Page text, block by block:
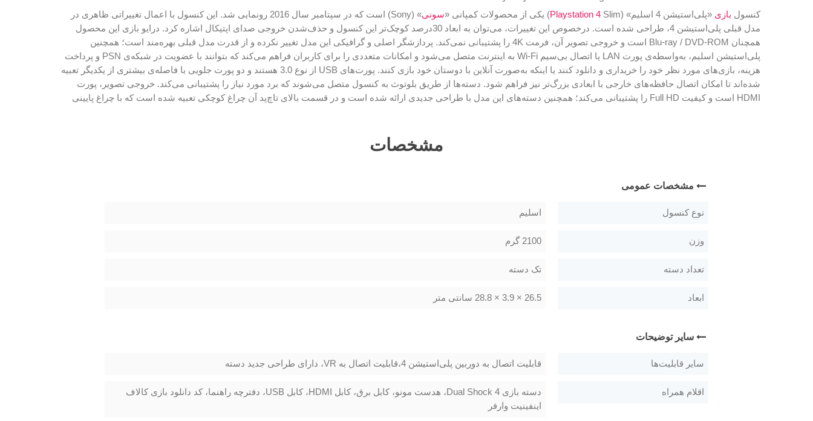
کنسول بازی «پلی‌استیشن 4 اسلیم»‌ ( Playstation 4 Slim)‌ یکی از محصولات کمپانی « سونی
»‌ (Sony)‌ است که در سپتامبر سال 2016 رونمایی شد. این کنسول با اعمال تغییراتی ظاهری در
مدل قبلی پلی‌استیشن 4، طراحی شده است. درخصوص این تغییرات، می‌توان به ابعاد 30درصد کوچک‌تر این کنسول و حذف‌شدن خروجی صدای اپتیکال اشاره کرد. درایو بازی این محصول
همچنان‌ Blu-ray / DVD-ROM‌ است و خروجی تصویر آن، فرمت 4K را پشتیبانی نمی‌کند. پردازشگر اصلی و گرافیکی این مدل تغییر نکرده و از قدرت مدل قبلی بهره‌مند است؛ همچنین
پلی‌استیشن اسلیم، به‌واسطه‌ی پورت‌ LAN‌ یا اتصال بی‌سیم‌ Wi-Fi‌ به اینترنت متصل می‌شود و امکانات متعددی را برای کاربران فراهم می‌کند که بتوانند با عضویت در شبکه‌ی‌ PSN‌ و پرداخت
هزینه، بازی‌های مورد نظر خود را خریداری و دانلود کنند یا اینکه به‌صورت آنلاین با دوستان خود بازی کنند. پورت‌های‌ USB‌ از نوع 3.0 هستند و دو پورت جلویی با فاصله‌ی بیشتری از یکدیگر تعبیه
شده‌اند تا امکان اتصال حافظه‌های خارجی با ابعادی بزرگ‌تر نیز فراهم شود. دسته‌ها از طریق بلوتوث به کنسول متصل می‌شوند که برد مورد نیاز را پشتیبانی می‌کند. خروجی تصویر، پورت‌
HDMI‌ است و کیفیت‌ Full HD را پشتیبانی می‌کند؛ همچنین دسته‌های این مدل با طراحی جدیدی ارائه شده است و در قسمت بالای تاچ‌پد آن چراغ کوچکی تعبیه شده است که با چراغ پایینی
مشخصات
مشخصات عمومی
نوع کنسول اسلیم
وزن 2100 گرم
تعداد دسته تک دسته
ابعاد 26.5 × 3.9 × 28.8 سانتی متر
سایر توضیحات
سایر قابلیت‌ها قابلیت اتصال به دوربین پلی‌استیشن 4،قابلیت اتصال به VR، دارای طراحی جدید دسته
اقلام همراه
دسته بازی Dual Shock 4، هدست مونو، کابل برق، کابل HDMI، کابل USB، دفترچه راهنما، کد دانلود بازی کالاف
اینفینیت وارفر